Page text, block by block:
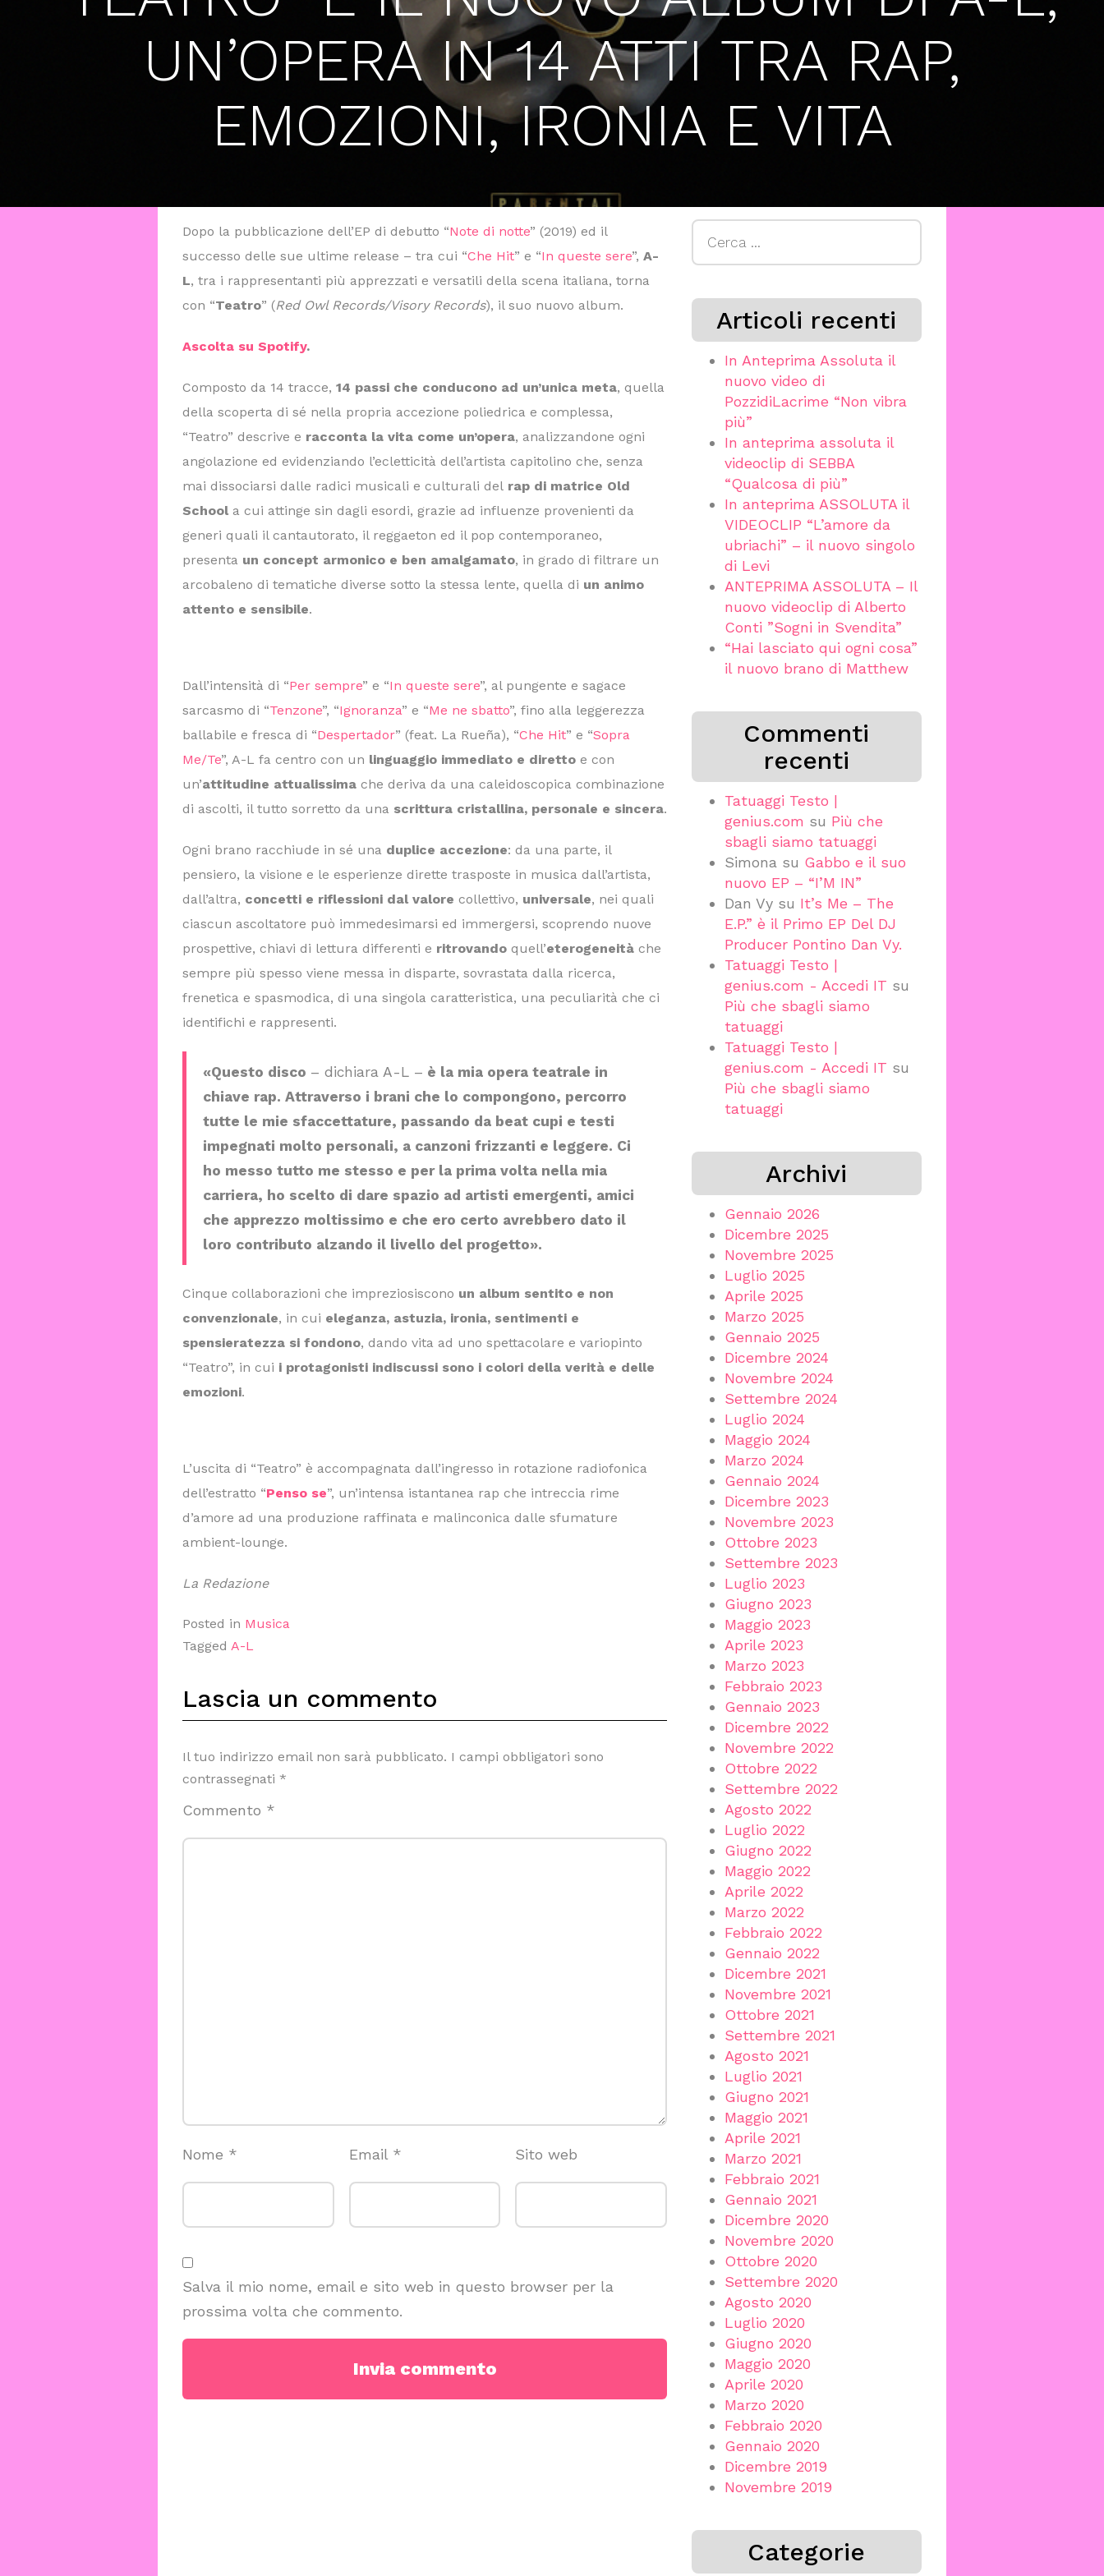
UN’OPERA IN 14 ATTI TRA RAP,
EMOZIONI, IRONIA E VITA
Dopo la pubblicazione dell’EP di debutto “Note di notte” (2019) ed il
successo delle sue ultime release – tra cui “Che Hit” e “In queste sere”, A-
L, tra i rappresentanti più apprezzati e versatili della scena italiana, torna
con “Teatro” (Red Owl Records/Visory Records), il suo nuovo album.
Ascolta su Spotify.
Composto da 14 tracce, 14 passi che conducono ad un’unica meta, quella
della scoperta di sé nella propria accezione poliedrica e complessa,
“Teatro” descrive e racconta la vita come un’opera, analizzandone ogni
angolazione ed evidenziando l’ecletticità dell’artista capitolino che, senza
mai dissociarsi dalle radici musicali e culturali del rap di matrice Old
Schoola cui attinge sin dagli esordi, grazie ad influenze provenienti da
generi quali il cantautorato, il reggaeton ed il pop contemporaneo,
presenta un concept armonico e ben amalgamato, in grado di filtrare un
arcobaleno di tematiche diverse sotto la stessa lente, quella di un animo
attento e sensibile.
Dall’intensità di “Per sempre” e “In queste sere”, al pungente e sagace
sarcasmo di “Tenzone”, “Ignoranza” e “Me ne sbatto”, fino alla leggerezza
ballabile e fresca di “Despertador” (feat. La Rueña), “Che Hit” e “Sopra
Me/Te”, A-L fa centro con un linguaggio immediato e diretto e con
un’attitudine attualissima che deriva da una caleidoscopica combinazione
di ascolti, il tutto sorretto da una scrittura cristallina, personale e sincera.
Ogni brano racchiude in sé una duplice accezione: da una parte, il
pensiero, la visione e le esperienze dirette trasposte in musica dall’artista,
dall’altra, concetti e riflessioni dal valore collettivo, universale, nei quali
ciascun ascoltatore può immedesimarsi ed immergersi, scoprendo nuove
prospettive, chiavi di lettura differenti e ritrovando quell’eterogeneità che
sempre più spesso viene messa in disparte, sovrastata dalla ricerca,
frenetica e spasmodica, di una singola caratteristica, una peculiarità che ci
identifichi e rappresenti.
«Questo disco – dichiara A-L – è la mia opera teatrale in
chiave rap. Attraverso i brani che lo compongono, percorro
tutte le mie sfaccettature, passando da beat cupi e testi
impegnati molto personali, a canzoni frizzanti e leggere. Ci
ho messo tutto me stesso e per la prima volta nella mia
carriera, ho scelto di dare spazio ad artisti emergenti, amici
che apprezzo moltissimo e che ero certo avrebbero dato il
loro contributo alzando il livello del progetto».
Cinque collaborazioni che impreziosiscono un album sentito e non
convenzionale, in cui eleganza, astuzia, ironia, sentimenti e
spensieratezza si fondono, dando vita ad uno spettacolare e variopinto
“Teatro”, in cui i protagonisti indiscussi sono i colori della verità e delle
emozioni.
L’uscita di “Teatro” è accompagnata dall’ingresso in rotazione radiofonica
dell’estratto “Penso se”, un’intensa istantanea rap che intreccia rime
d’amore ad una produzione raffinata e malinconica dalle sfumature
ambient-lounge.
La Redazione
Posted in Musica
Tagged A-L
Lascia un commento
Il tuo indirizzo email non sarà pubblicato. I campi obbligatori sono
contrassegnati *
Commento *
Nome * Email * Sito web
Salva il mio nome, email e sito web in questo browser per la
prossima volta che commento.
Articoli recenti
In Anteprima Assoluta il
nuovo video di
PozzidiLacrime “Non vibra
più”
In anteprima assoluta il
videoclip di SEBBA
“Qualcosa di più”
In anteprima ASSOLUTA il
VIDEOCLIP “L’amore da
ubriachi” – il nuovo singolo
di Levi
ANTEPRIMA ASSOLUTA – Il
nuovo videoclip di Alberto
Conti ”Sogni in Svendita”
“Hai lasciato qui ogni cosa”
il nuovo brano di Matthew
Commenti
recenti
Tatuaggi Testo |
genius.com su Più che
sbagli siamo tatuaggi
Simona su Gabbo e il suo
nuovo EP – “I’M IN”
Dan Vy su It’s Me – The
E.P.” è il Primo EP Del DJ
Producer Pontino Dan Vy.
Tatuaggi Testo |
genius.com - Accedi IT su
Più che sbagli siamo
tatuaggi
Tatuaggi Testo |
genius.com - Accedi IT su
Più che sbagli siamo
tatuaggi
Archivi
Gennaio 2026
Dicembre 2025
Novembre 2025
Luglio 2025
Aprile 2025
Marzo 2025
Gennaio 2025
Dicembre 2024
Novembre 2024
Settembre 2024
Luglio 2024
Maggio 2024
Marzo 2024
Gennaio 2024
Dicembre 2023
Novembre 2023
Ottobre 2023
Settembre 2023
Luglio 2023
Giugno 2023
Maggio 2023
Aprile 2023
Marzo 2023
Febbraio 2023
Gennaio 2023
Dicembre 2022
Novembre 2022
Ottobre 2022
Settembre 2022
Agosto 2022
Luglio 2022
Giugno 2022
Maggio 2022
Aprile 2022
Marzo 2022
Febbraio 2022
Gennaio 2022
Dicembre 2021
Novembre 2021
Ottobre 2021
Settembre 2021
Agosto 2021
Luglio 2021
Giugno 2021
Maggio 2021
Aprile 2021
Marzo 2021
Febbraio 2021
Gennaio 2021
Dicembre 2020
Novembre 2020
Ottobre 2020
Settembre 2020
Agosto 2020
Luglio 2020
Giugno 2020
Maggio 2020
Aprile 2020
Marzo 2020
Febbraio 2020
Gennaio 2020
Dicembre 2019
Novembre 2019
Categorie